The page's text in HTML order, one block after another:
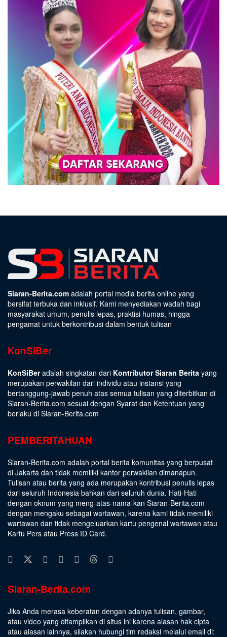
Siaran-Berita.com adalah portal media berita online yang
bersifat terbuka dan inklusif. Kami menyediakan wadah bagi
masyarakat umum, penulis lepas, praktisi humas, hingga
pengamat untuk berkontribusi dalam bentuk tulisan
KonSiBer
KonSiBeradalah singkatan dari Kontributor Siaran Berita yang
merupakan perwakilan dari individu atau instansi yang
bertanggung-jawab penuh atas semua tulisan yang diterbitkan di
Siaran-Berita.com sesuai dengan Syarat dan Ketentuan yang
berlaku di Siaran-Berita.com
PEMBERITAHUAN
Siaran-Berita.com adalah portal berita komunitas yang berpusat
di Jakarta dan tidak memiliki kantor perwakilan dimanapun.
Tulisan atau berita yang ada merupakan kontribusi penulis lepas
dari seluruh Indonesia bahkan dari seluruh dunia. Hati-Hati
dengan oknum yang meng-atas-nama-kan Siaran-Berita.com
dengan mengaku sebagai wartawan, karena kami tidak memiliki
wartawan dan tidak mengeluarkan kartu pengenal wartawan atau
Kartu Pers atau Press ID Card.
Siaran-Berita.com
Jika Anda merasa keberatan dengan adanya tulisan, gambar,
atau video yang ditampilkan di situs ini karena alasan hak cipta
atau alasan lainnya, silakan hubungi tim redaksi melalui email di: